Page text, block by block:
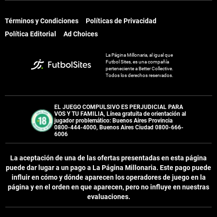
Futbol Sites, es una compañía
perteneciente a Better Collective.
Todos los derechos reservados.
VOS Y TU FAMILIA, Línea gratuita de orientación al
jugador problemático: Buenos Aires Provincia
0800-444-4000, Buenos Aires Ciudad 0800-666-
6006
puede dar lugar a un pago aLa Página Millonaria. Este pago puede
influir en cómo y dónde aparecen los operadores de juego en la
página y en el orden en que aparecen, pero no influye en nuestras
evaluaciones.
Términos y Condiciones
Políticas de Privacidad
Política Editorial
Ad Choices
La Página Millonaria, al igual que
Futbol Sites, es una compañía
perteneciente a Better Collective.
Todos los derechos reservados.
EL JUEGO COMPULSIVO ES PERJUDICIAL PARA
VOS Y TU FAMILIA, Línea gratuita de orientación al
jugador problemático: Buenos Aires Provincia
0800-444-4000, Buenos Aires Ciudad 0800-666-
6006
La aceptación de una de las ofertas presentadas en esta página
puede dar lugar a un pago a La Página Millonaria. Este pago puede
influir en cómo y dónde aparecen los operadores de juego en la
página y en el orden en que aparecen, pero no influye en nuestras
evaluaciones.